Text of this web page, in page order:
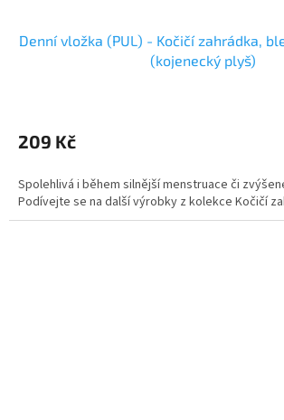
Denní vložka (PUL) - Kočičí zahrádka,
(kojenecký plyš)
209 Kč
Spolehlivá i během silnější menstruace či
Podívejte se na další výrobky z kolekce Kočičí